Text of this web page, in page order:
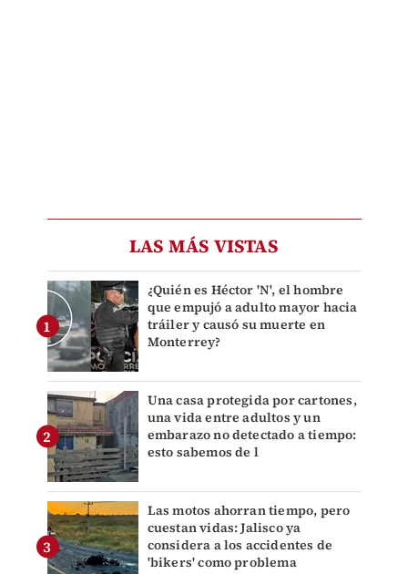
LAS MÁS VISTAS
¿Quién es Héctor 'N', el hombre
que empujó a adulto mayor hacia
tráiler y causó su muerte en
Monterrey?
Una casa protegida por cartones,
una vida entre adultos y un
embarazo no detectado a tiempo:
esto sabemos de l
Las motos ahorran tiempo, pero
cuestan vidas: Jalisco ya
considera a los accidentes de
'bikers' como problema